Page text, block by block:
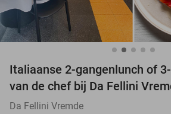
Italiaanse 2-gangenlunch of
van de chef bij Da Fellini
Da Fellini Vremde